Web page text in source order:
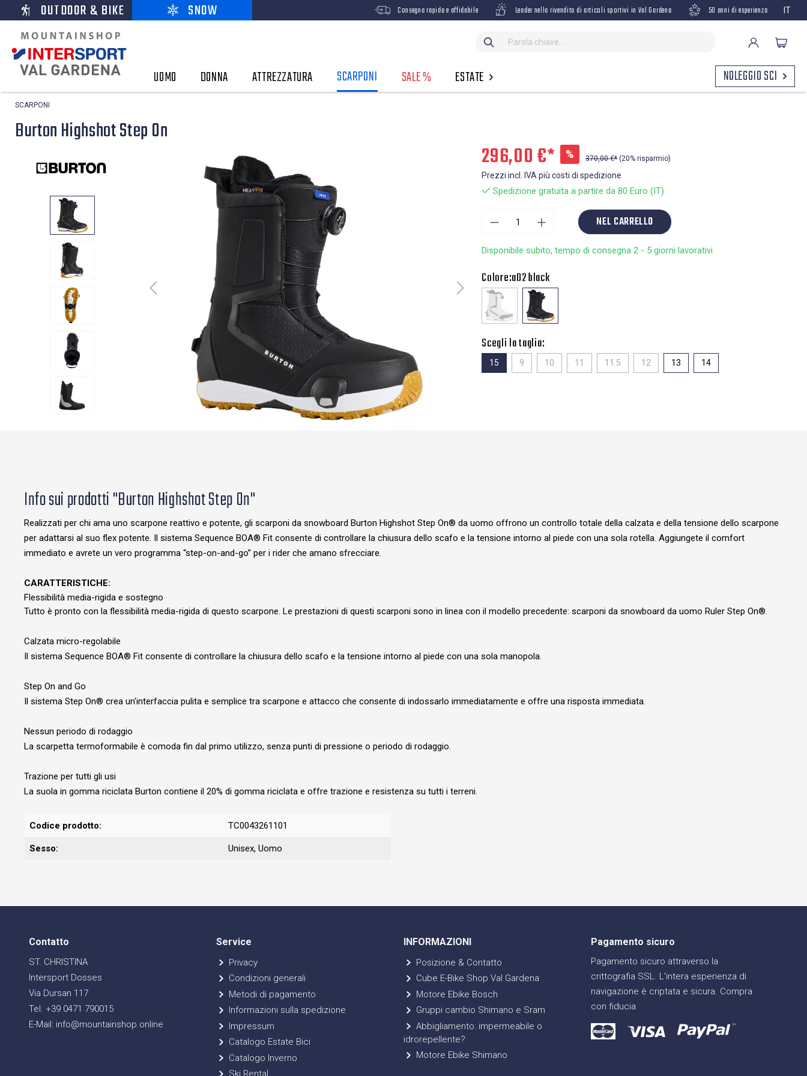
OUTDOOR & BIKE SNOW Consegna rapida e affidabile Leader nella rivendita di articoli sportivi in Val Gardena 50 anni di esperienza IT
UOMO DONNA ATTREZZATURA SCARPONI SALE % ESTATE NOLEGGIO SCI
SCARPONI
Burton Highshot Step On
296,00 €* % 370,00 €* (20% risparmio)
Prezzi incl. IVA più costi di spedizione
Spedizione gratuita a partire da 80 Euro (IT)
NEL CARRELLO
Disponibile subito, tempo di consegna 2 - 5 giorni lavorativi
Colore:a02 black
Scegli la taglia:
15 9 10 11 11.5 12 13 14
Info sui prodotti "Burton Highshot Step On"
Realizzati per chi ama uno scarpone reattivo e potente, gli scarponi da snowboard Burton Highshot Step On® da uomo offrono un controllo totale della calzata e della tensione dello scarpone
per adattarsi al suo flex potente. Il sistema Sequence BOA® Fit consente di controllare la chiusura dello scafo e la tensione intorno al piede con una sola rotella. Aggiungete il comfort
immediato e avrete un vero programma “step-on-and-go” per i rider che amano sfrecciare.
CARATTERISTICHE:
Flessibilità media-rigida e sostegno
Tutto è pronto con la flessibilità media-rigida di questo scarpone. Le prestazioni di questi scarponi sono in linea con il modello precedente: scarponi da snowboard da uomo Ruler Step On®.
Calzata micro-regolabile
Il sistema Sequence BOA® Fit consente di controllare la chiusura dello scafo e la tensione intorno al piede con una sola manopola.
Step On and Go
Il sistema Step On® crea un'interfaccia pulita e semplice tra scarpone e attacco che consente di indossarlo immediatamente e offre una risposta immediata.
Nessun periodo di rodaggio
La scarpetta termoformabile è comoda fin dal primo utilizzo, senza punti di pressione o periodo di rodaggio.
Trazione per tutti gli usi
La suola in gomma riciclata Burton contiene il 20% di gomma riciclata e offre trazione e resistenza su tutti i terreni.
Codice prodotto: TC0043261101
Sesso: Unisex, Uomo
Contatto
ST. CHRISTINA
Intersport Dosses
Via Dursan 117
Tel. +39 0471 790015
E-Mail: info@mountainshop.online
Service
Privacy
Condizioni generali
Metodi di pagamento
Informazioni sulla spedizione
Impressum
Catalogo Estate Bici
Catalogo Inverno
Ski Rental
INFORMAZIONI
Posizione & Contatto
Cube E-Bike Shop Val Gardena
Motore Ebike Bosch
Gruppi cambio Shimano e Sram
Abbigliamento: impermeabile o
idrorepellente?
Motore Ebike Shimano
Pagamento sicuro
Pagamento sicuro attraverso la
crittografia SSL. L'intera esperienza di
navigazione è criptata e sicura. Compra
con fiducia